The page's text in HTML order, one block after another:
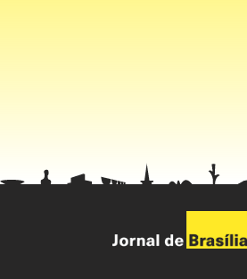
tem o Imposto sobre a Circulação de